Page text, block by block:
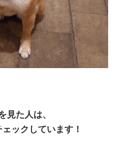
見た人は、
ックしています！